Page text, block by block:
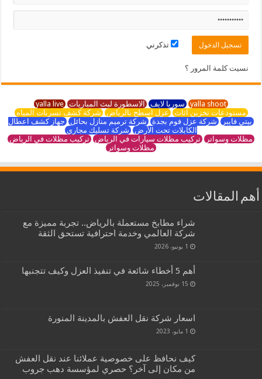
تذكرني
نسيت كلمة المرور ؟
yalla shoot سوريا لايف الاسطورة لبث المباريات yalla live
مستودعات تخزين اثاث عزل اسطح بالرياض شركة كشف تسربات المياه
بيتي فايبر شركة عزل فوم بجدة شركة ترميم منازل بحائل جهاز كشف اعطال
الكابلات تحت الأرض شركة تسليك مجاري
مظلات وسواتر تركيب مظلات سيارات في الرياض تركيب مظلات في الرياض
مظلات وسواتر
أهم المقالات
شراء مطابخ مستعملة بالرياض.. تجربة مميزة مع
شركة العالمي وخدمة احترافية تستحق الثقة
1 يونيو، 2026
أهم 5 أخطاء شائعة في تنفيذ العزل وكيف تتجنبها
15 نوفمبر، 2025
اسعار شركة نقل العفش بالمدينة المنورة
1 مايو، 2023
كيف نحافظ على خصوصية عملائنا عند نقل العفش
من مكان إلى آخر؟ حصري لمؤسسة دهب جروب